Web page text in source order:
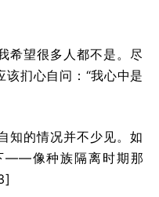
希望很多人都不是。尽
扪心自问：“我心中是
知的情况并不少见。如
——像种族隔离时期那